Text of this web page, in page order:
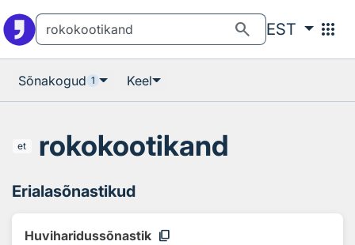
search EST apps
Sõnakogud 1 Keel
et rokokootikand
Erialasõnastikud
Huviharidussõnastik content_copy